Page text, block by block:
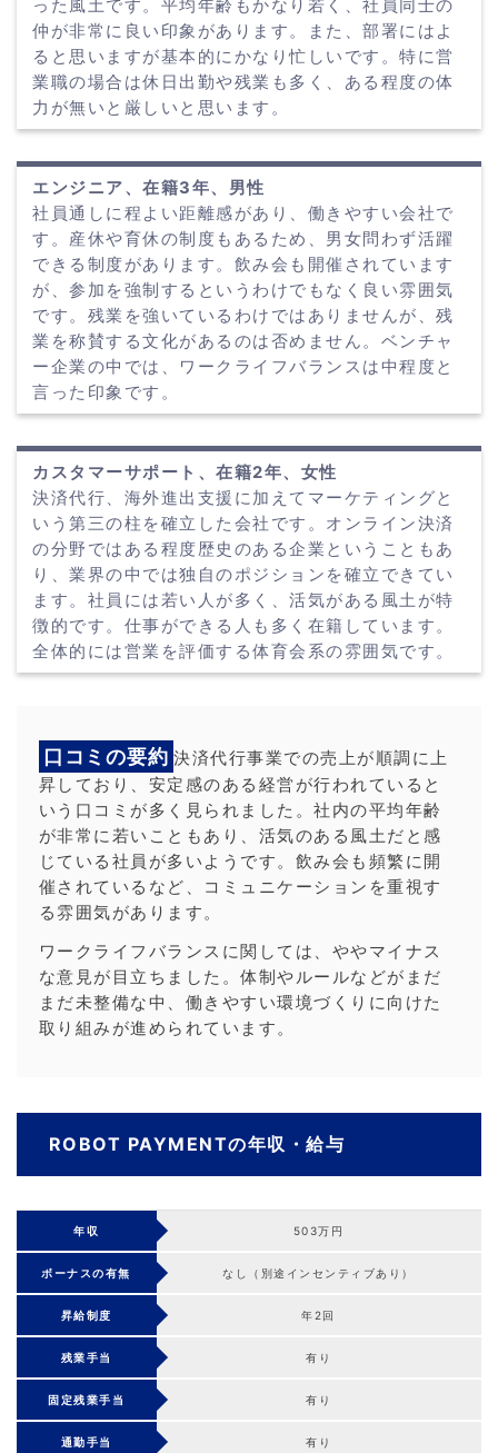
った風土です。平均年齢もかなり若く、社員同士の
仲が非常に良い印象があります。また、部署にはよ
ると思いますが基本的にかなり忙しいです。特に営
業職の場合は休日出勤や残業も多く、ある程度の体
力が無いと厳しいと思います。
エンジニア、在籍3年、男性
社員通しに程よい距離感があり、働きやすい会社で
す。産休や育休の制度もあるため、男女問わず活躍
できる制度があります。飲み会も開催されています
が、参加を強制するというわけでもなく良い雰囲気
です。残業を強いているわけではありませんが、残
業を称賛する文化があるのは否めません。ベンチャ
ー企業の中では、ワークライフバランスは中程度と
言った印象です。
カスタマーサポート、在籍2年、女性
決済代行、海外進出支援に加えてマーケティングと
いう第三の柱を確立した会社です。オンライン決済
の分野ではある程度歴史のある企業ということもあ
り、業界の中では独自のポジションを確立できてい
ます。社員には若い人が多く、活気がある風土が特
徴的です。仕事ができる人も多く在籍しています。
全体的には営業を評価する体育会系の雰囲気です。
口コミの要約 決済代行事業での売上が順調に上
昇しており、安定感のある経営が行われていると
いう口コミが多く見られました。社内の平均年齢
が非常に若いこともあり、活気のある風土だと感
じている社員が多いようです。飲み会も頻繁に開
催されているなど、コミュニケーションを重視す
る雰囲気があります。
ワークライフバランスに関しては、ややマイナス
な意見が目立ちました。体制やルールなどがまだ
まだ未整備な中、働きやすい環境づくりに向けた
取り組みが進められています。
ROBOT PAYMENTの年収・給与
年収 503万円
ボーナスの有無 なし（別途インセンティブあり）
昇給制度 年2回
残業手当 有り
固定残業手当 有り
通勤手当 有り